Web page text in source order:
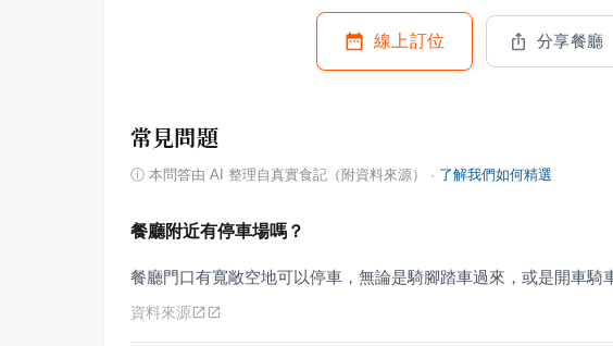
線上訂位 分享餐廳
常見問題
ⓘ 本問答由 AI 整理自真實食記（附資料來源） · 了解我們如何精選
餐廳附近有停車場嗎？
餐廳門口有寬敞空地可以停車，無論是騎腳踏車過來，或是開車騎
資料來源